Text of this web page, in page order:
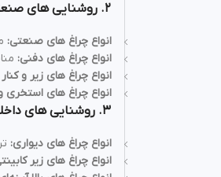
۲. روشنایی های
انواع چراغ‌ های صنعتی:
انواع چراغ‌ های دفنی:
انواع چراغ‌ های زیر و
انواع چراغ‌ های استخری
۳. روشنایی های
انواع چراغ‌ های دیواری:
انواع چراغ‌ های زیر